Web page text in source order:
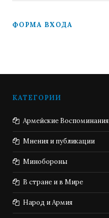
ФОРМА ВХОДА
КАТЕГОРИИ
Армейские Воспоминания
Мнения и публикации
Минобороны
В стране и в Мире
Народ и Армия